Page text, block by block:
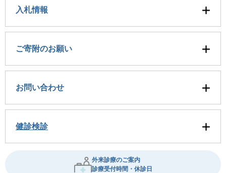
入札情報
ご寄附のお願い
お問い合わせ
健診検診
外来診療のご案内
診療受付時間・休診日